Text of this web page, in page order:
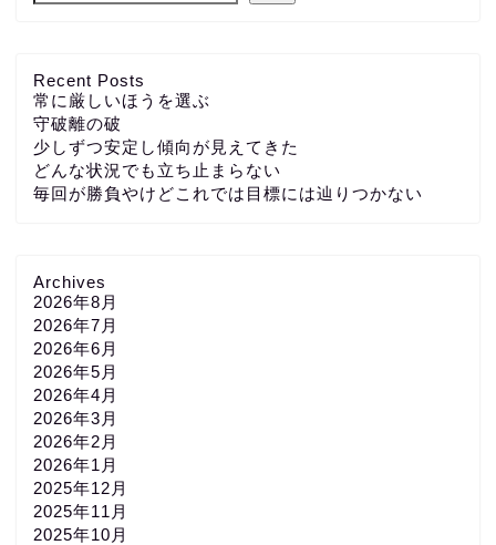
Recent Posts
常に厳しいほうを選ぶ
守破離の破
少しずつ安定し傾向が見えてきた
どんな状況でも立ち止まらない
毎回が勝負やけどこれでは目標には辿りつかない
Archives
2026年8月
2026年7月
2026年6月
2026年5月
2026年4月
2026年3月
2026年2月
2026年1月
2025年12月
2025年11月
2025年10月